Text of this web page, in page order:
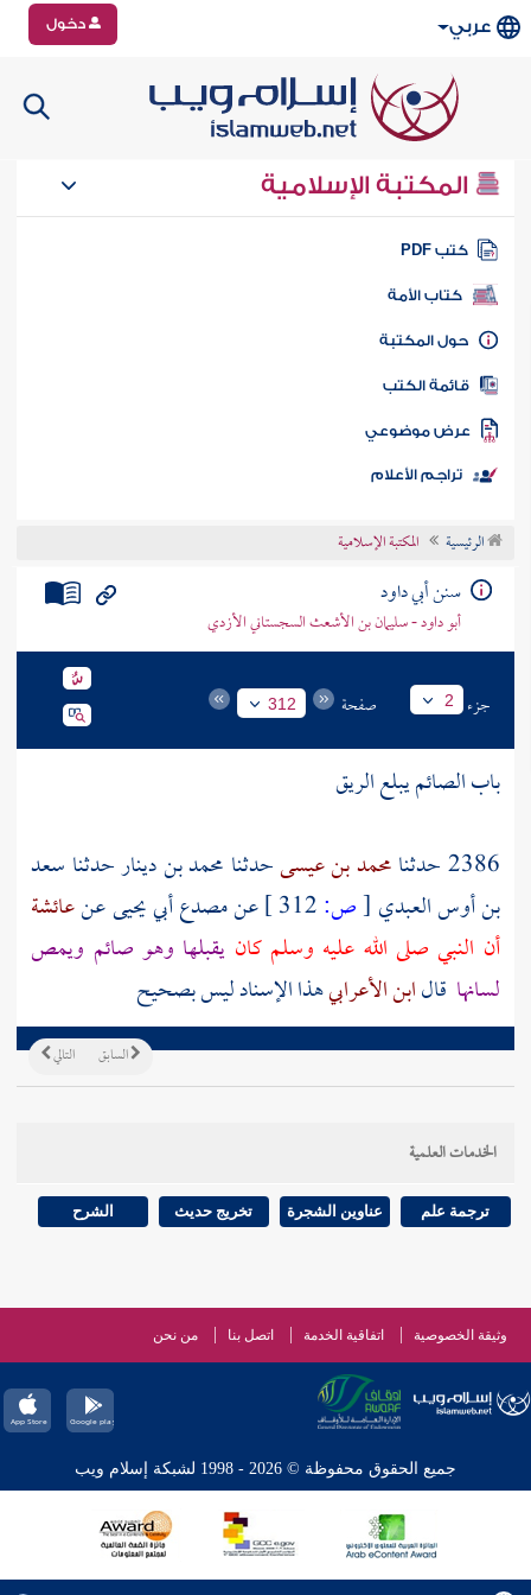
عربي دخول
المكتبة الإسلامية
كتب PDF
كتاب الأمة
المكتبة
الكتب
موضوعي
تراجم الأعلام
الرئيسية المكتبة الإسلامية
سنن أبي داود
أبو داود - سليمان بن الأشعث السجستاني الأزدي
جزء 2 صفحة 312
باب الصائم يبلع الريق
2386 حدثنا
محمد بن عيسىحدثنا محمد بن دينارحدثنا سعد
بن أوس العبدي [ص: عنمصدع أبي يحيىعنعائشة
أن النبي صلى الله عليه وسلم كان يقبلها وهو صائم ويمص
لسانها قالابن الأعرابيهذا الإسناد ليس بصحيح
التالي السابق
الخدمات العلمية
ترجمة علم عناوين الشجرة تخريج حديث الشرح
وثيقة الخصوصية اتفاقية الخدمة اتصل بنا من نحن
جميع الحقوق محفوظة © 2026 - 1998 لشبكة إسلام ويب